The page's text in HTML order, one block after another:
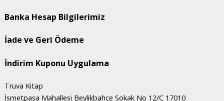
Banka Hesap Bilgilerimiz
İade ve Geri Ödeme
İndirim Kuponu Uygulama
Truva Kitap
İsmetpaşa Mahallesi Beylikbahçe Sokak No 12/C 17010